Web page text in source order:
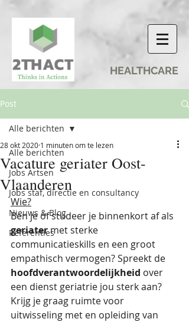
HEALTHCARE
Post
Alle berichten
Jobs Artsen
Jobs staf, directie en consultancy
Nieuws & Blog
Referenties
Alle berichten
Vacature geriater Oost-
Vlaanderen
28 okt 2020 1 minuten om te lezen
Wie?
Ben je of studeer je binnenkort af als
geriater met sterke
communicatieskills en een groot
empathisch vermogen? Spreekt de
hoofdverantwoordelijkheid over
een dienst geriatrie jou sterk aan?
Krijg je graag ruimte voor
uitwisseling met en opleiding van